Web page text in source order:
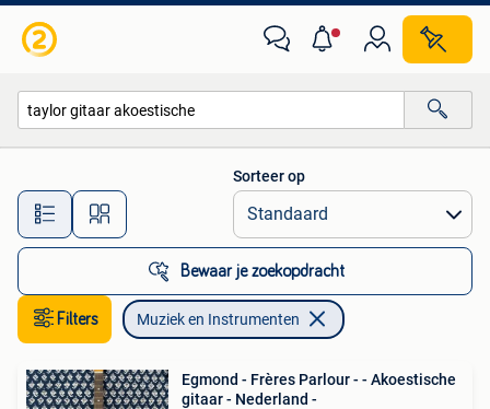
Alle afstanden…
Sorteer op
Bewaar je zoekopdracht
Filters Muziek en Instrumenten
Egmond - Frères Parlour - - Akoestische
gitaar - Nederland -